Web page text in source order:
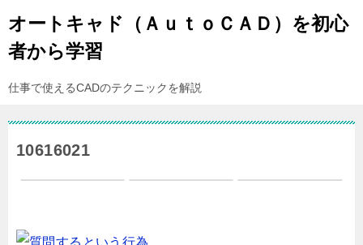
オートキャド（ＡｕｔｏＣＡＤ）を初心
者から学習
仕事で使えるCADのテクニックを解説
10616021